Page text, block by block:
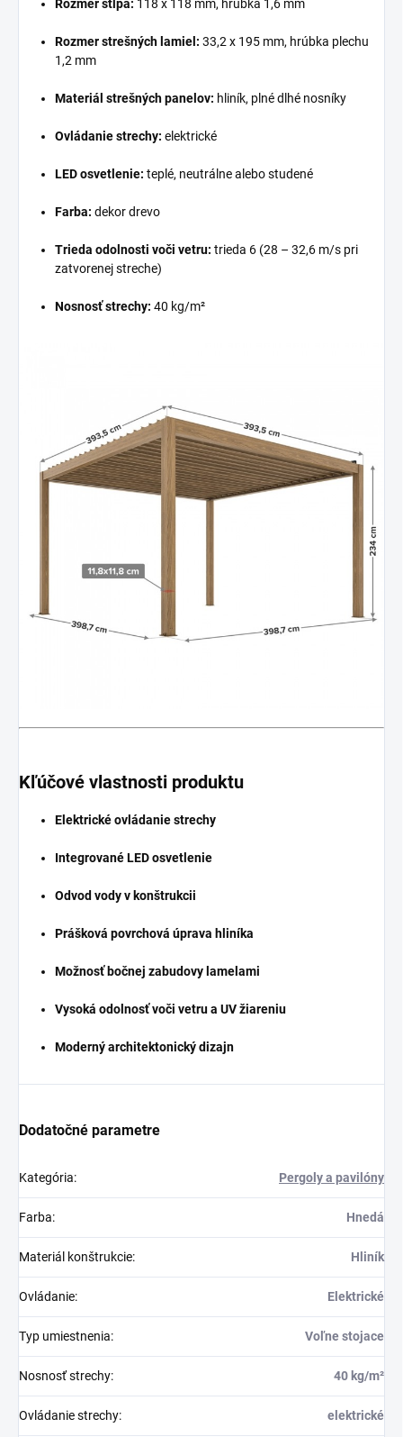
Rozmer stĺpa: 118 x 118 mm, hrúbka 1,6 mm
Rozmer strešných lamiel: 33,2 x 195 mm, hrúbka plechu
1,2 mm
Materiál strešných panelov: hliník, plné dlhé nosníky
Ovládanie strechy: elektrické
LED osvetlenie: teplé, neutrálne alebo studené
Farba: dekor drevo
Trieda odolnosti voči vetru: trieda 6 (28 – 32,6 m/s pri
zatvorenej streche)
Nosnosť strechy: 40 kg/m²
Kľúčové vlastnosti produktu
Elektrické ovládanie strechy
Integrované LED osvetlenie
Odvod vody v konštrukcii
Prášková povrchová úprava hliníka
Možnosť bočnej zabudovy lamelami
Vysoká odolnosť voči vetru a UV žiareniu
Moderný architektonický dizajn
Dodatočné parametre
Kategória: Pergoly a pavilóny
Farba: Hnedá
Materiál konštrukcie: Hliník
Ovládanie: Elektrické
Typ umiestnenia: Voľne stojace
Nosnosť strechy: 40 kg/m²
Ovládanie strechy: elektrické